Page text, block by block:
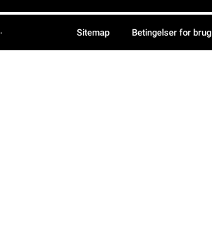
Sitemap Betingelser for brug